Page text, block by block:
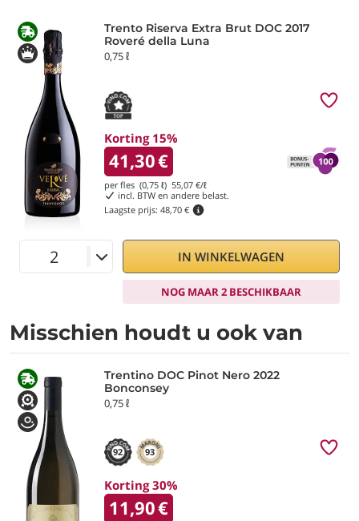
Trento Riserva Extra Brut DOC 2017
Roveré della Luna
0,75 ℓ
Korting 15%
41,30€
per fles (0,75 ℓ) 55,07 €/ℓ
incl. BTW en andere belast.
Laagste prijs: 48,70 €
IN WINKELWAGEN
NOG MAAR 2 BESCHIKBAAR
Misschien houdt u ook van
Trentino DOC Pinot Nero 2022
Bonconsey
0,75 ℓ
92 93
Korting 30%
11,90€